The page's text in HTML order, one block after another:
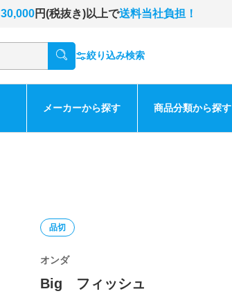
30,000円(税抜き)以上で送料当社負担！
絞り込み検索
メーカーから探す 商品分類から探す
品切
オンダ
Big フィッシュ